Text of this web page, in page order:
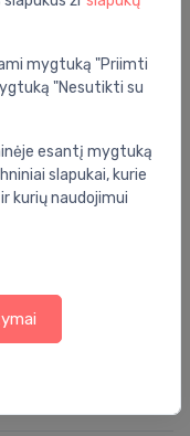
euroceramic
iš apačios
670
39462000
4005176454608
mygtuką "Priimti
"Nesutikti su
esantį mygtuką
slapukai, kurie
kurių naudojimui